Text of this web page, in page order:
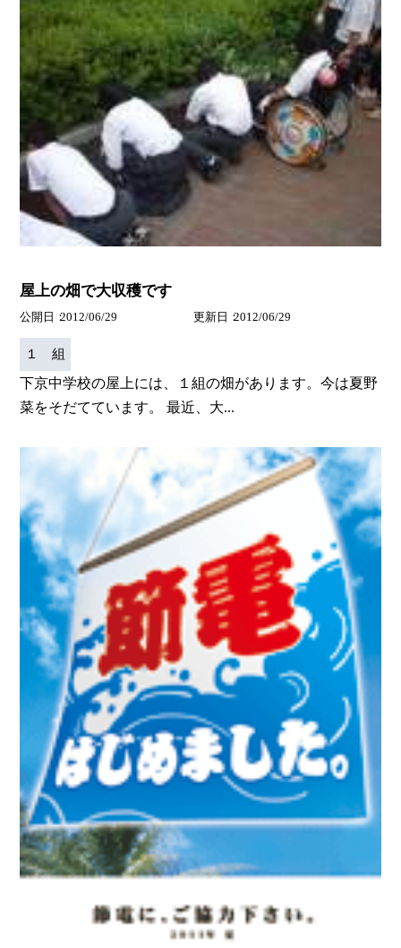
屋上の畑で大収穫です
公開日 2012/06/29 更新日 2012/06/29
１ 組
下京中学校の屋上には、１組の畑があります。今は夏野
菜をそだてています。 最近、大...